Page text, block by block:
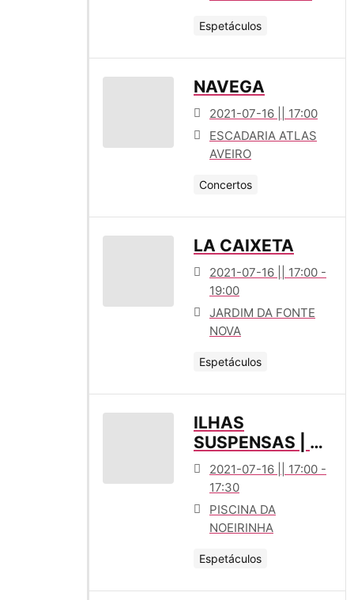
Espetáculos
NAVEGA
2021-07-16 || 17:00
ESCADARIA ATLAS
AVEIRO
Concertos
LA CAIXETA
2021-07-16 || 17:00 -
19:00
JARDIM DA FONTE
NOVA
Espetáculos
ILHAS
SUSPENSAS | O
CONTO DAS
SEREIAS
2021-07-16 || 17:00 -
17:30
PISCINA DA
NOEIRINHA
Espetáculos